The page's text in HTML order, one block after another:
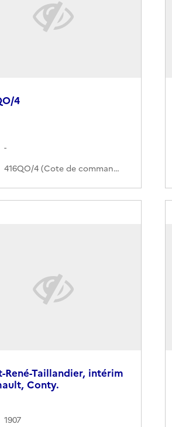
4
-
416QO/4 (Cote de commande)
René-Taillandier, intérim
Conty.
1907